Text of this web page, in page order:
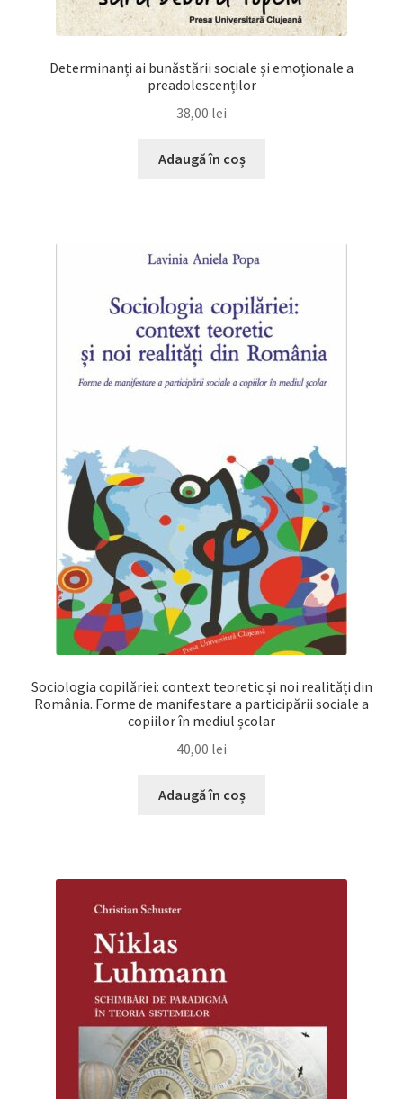
Determinanți ai bunăstării sociale și emoționale a
preadolescenților
38,00 lei
Adaugă în coș
Sociologia copilăriei: context teoretic și noi realități din
România. Forme de manifestare a participării sociale a
copiilor în mediul școlar
40,00 lei
Adaugă în coș